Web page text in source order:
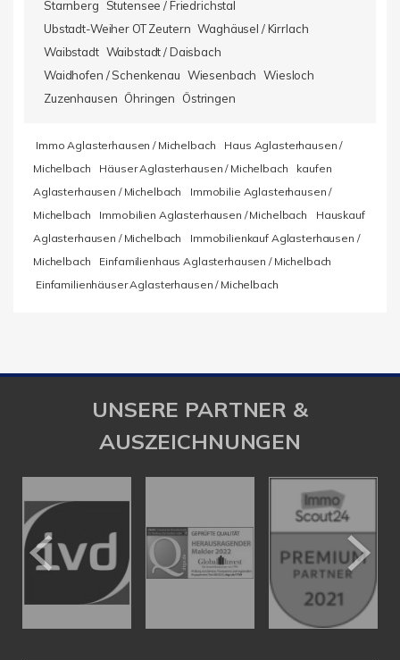
Starnberg
Stutensee / Friedrichstal
Ubstadt-Weiher OT Zeutern Waghäusel / Kirrlach
Waibstadt Waibstadt / Daisbach
Waidhofen / Schenkenau Wiesenbach Wiesloch
Zuzenhausen Öhringen Östringen
Immo Aglasterhausen / Michelbach
Haus Aglasterhausen /
Michelbach
Häuser Aglasterhausen / Michelbach
kaufen
Aglasterhausen / Michelbach
Immobilie Aglasterhausen /
Michelbach
Immobilien Aglasterhausen / Michelbach
Hauskauf
Aglasterhausen / Michelbach
Immobilienkauf Aglasterhausen /
Michelbach
Einfamilienhaus Aglasterhausen / Michelbach
Einfamilienhäuser Aglasterhausen / Michelbach
UNSERE PARTNER &
AUSZEICHNUNGEN